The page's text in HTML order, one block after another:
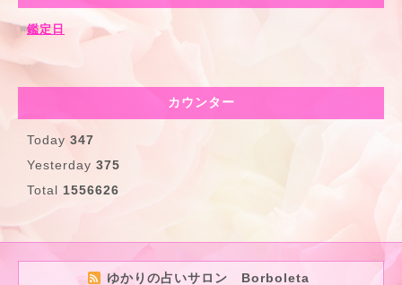
鑑定日
カウンター
Today 347
Yesterday 375
Total 1556626
ゆかりの占いサロン Borboleta